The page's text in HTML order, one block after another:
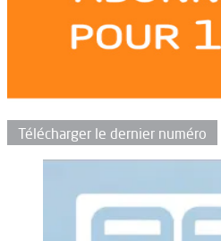
Télécharger le dernier numéro